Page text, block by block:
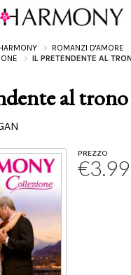
ROMANZI D'AMORE
IL PRETENDENTE AL
al trono
PREZZO
€3.99